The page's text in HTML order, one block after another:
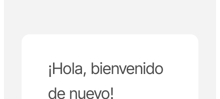
¡Hola, bienvenido
de nuevo!